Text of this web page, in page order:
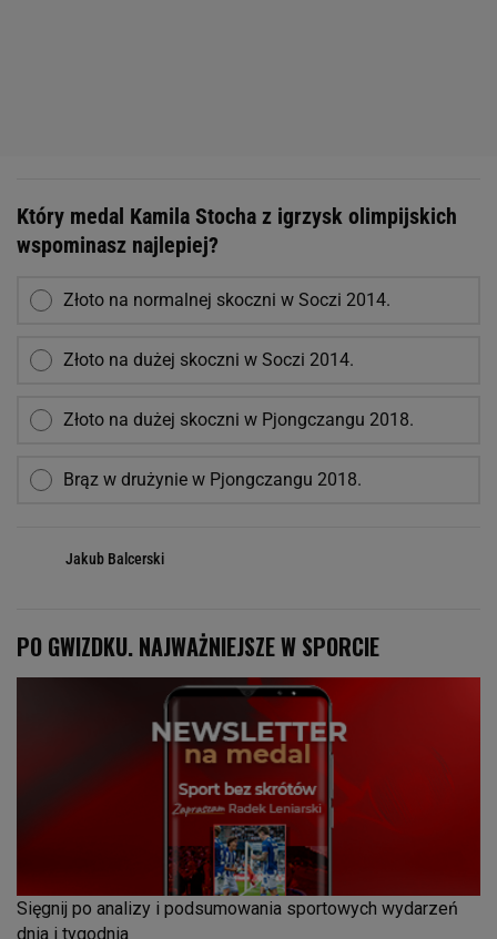
Który medal Kamila Stocha z igrzysk olimpijskich
wspominasz najlepiej?
Złoto na normalnej skoczni w Soczi 2014.
Złoto na dużej skoczni w Soczi 2014.
Złoto na dużej skoczni w Pjongczangu 2018.
Brąz w drużynie w Pjongczangu 2018.
Jakub Balcerski